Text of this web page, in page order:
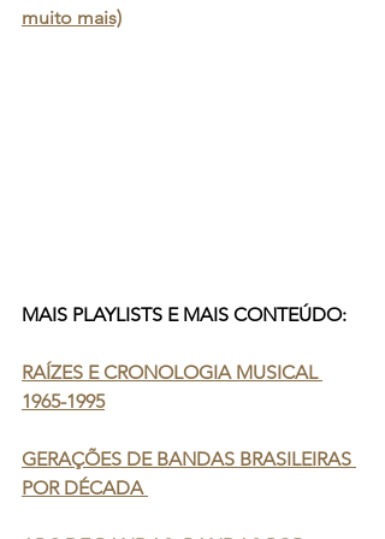
muito mais)
MAIS PLAYLISTS E MAIS CONTEÚDO:
RAÍZES E CRONOLOGIA MUSICAL
1965-1995
GERAÇÕES DE BANDAS BRASILEIRAS
POR DÉCADA